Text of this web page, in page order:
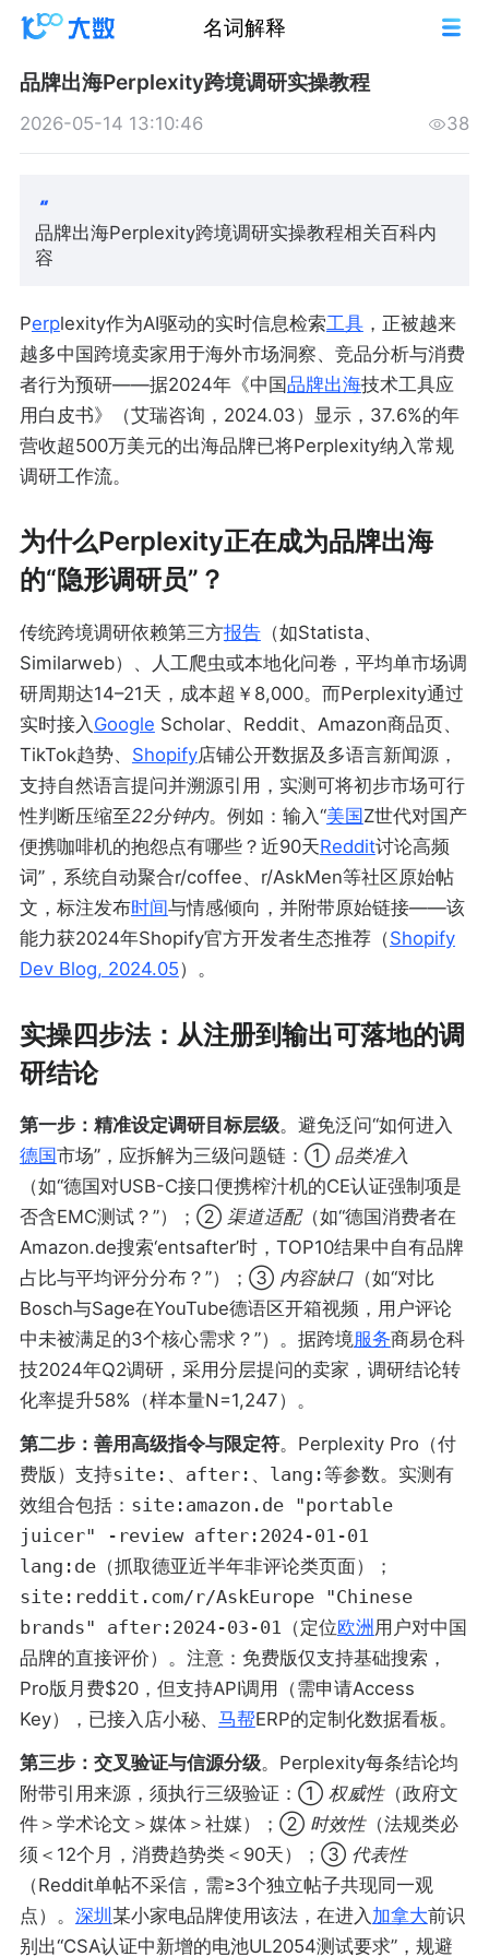
名词解释
品牌出海Perplexity跨境调研实操教程
2026-05-14 13:10:46 38
品牌出海Perplexity跨境调研实操教程相关百科内
容
Perplexity作为AI驱动的实时信息检索工具，正被越来
越多中国跨境卖家用于海外市场洞察、竞品分析与消费
者行为预研——据2024年《中国品牌出海技术工具应
用白皮书》（艾瑞咨询，2024.03）显示，37.6%的年
营收超500万美元的出海品牌已将Perplexity纳入常规
调研工作流。
为什么Perplexity正在成为品牌出海
的“隐形调研员”？
传统跨境调研依赖第三方报告（如Statista、
Similarweb）、人工爬虫或本地化问卷，平均单市场调
研周期达14–21天，成本超￥8,000。而Perplexity通过
实时接入 Google Scholar、Reddit、Amazon商品页、
TikTok趋势、 Shopify店铺公开数据及多语言新闻源，
支持自然语言提问并溯源引用，实测可将初步市场可行
性判断压缩至22分钟内。例如：输入“美国Z世代对国产
便携咖啡机的抱怨点有哪些？近90天Reddit讨论高频
词”，系统自动聚合r/coffee、r/AskMen等社区原始帖
文，标注发布时间与情感倾向，并附带原始链接——该
能力获2024年Shopify官方开发者生态推荐（Shopify
Dev Blog, 2024.05）。
实操四步法：从注册到输出可落地的调
研结论
第一步：精准设定调研目标层级。避免泛问“如何进入
德国市场”，应拆解为三级问题链：① 品类准入
（如“德国对USB-C接口便携榨汁机的CE认证强制项是
否含EMC测试？”）；② 渠道适配（如“德国消费者在
Amazon.de搜索‘entsafter’时，TOP10结果中自有品牌
占比与平均评分分布？”）；③ 内容缺口（如“对比
Bosch与Sage在YouTube德语区开箱视频，用户评论
中未被满足的3个核心需求？”）。据跨境服务商易仓科
技2024年Q2调研，采用分层提问的卖家，调研结论转
化率提升58%（样本量N=1,247）。
第二步：善用高级指令与限定符。Perplexity Pro（付
费版）支持site: 、 after: 、 lang:等参数。实测有
效组合包括： site:amazon.de "portable
juicer" -review after:2024-01-01
lang:de（抓取德亚近半年非评论类页面）；
site:reddit.com/r/AskEurope "Chinese
brands" after:2024-03-01 （定位欧洲 用户对中国
品牌的直接评价）。注意：免费版仅支持基础搜索，
Pro版月费$20，但支持API调用（需申请Access
Key），已接入店小秘、 马帮ERP的定制化数据看板。
第三步：交叉验证与信源分级。Perplexity每条结论均
附带引用来源，须执行三级验证：① 权威性（政府文
件＞学术论文＞媒体＞社媒）；② 时效性（法规类必
须＜12个月，消费趋势类＜90天）；③ 代表性
（Reddit单帖不采信，需≥3个独立帖子共现同一观
点）。 深圳 某小家电品牌使用该法，在进入 加拿大前识
别出“CSA认证中新增的电池UL2054测试要求”，规避